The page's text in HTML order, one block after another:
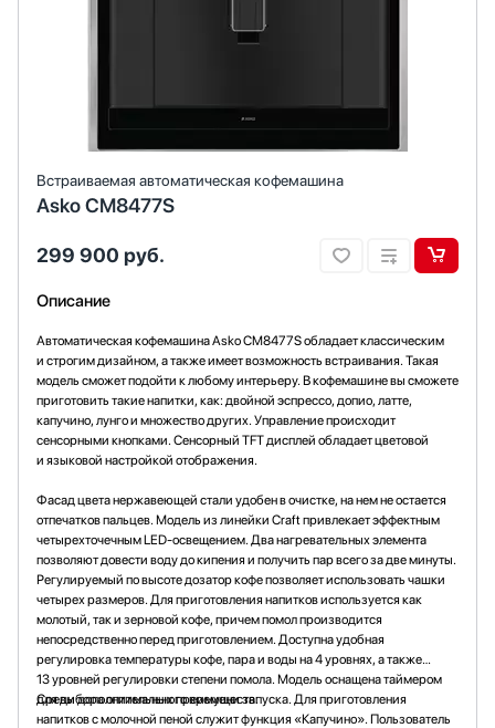
Встраиваемая автоматическая кофемашина
Asko CM8477S
299 900 руб.
Описание
Автоматическая кофемашина Asko CM8477S обладает классическим
и строгим дизайном, а также имеет возможность встраивания. Такая
модель сможет подойти к любому интерьеру. В кофемашине вы сможете
приготовить такие напитки, как: двойной эспрессо, допио, латте,
капучино, лунго и множество других. Управление происходит
сенсорными кнопками. Сенсорный TFT дисплей обладает цветовой
и языковой настройкой отображения.
Фасад цвета нержавеющей стали удобен в очистке, на нем не остается
отпечатков пальцев. Модель из линейки Craft привлекает эффектным
четырехточечным LED-освещением. Два нагревательных элемента
позволяют довести воду до кипения и получить пар всего за две минуты.
Регулируемый по высоте дозатор кофе позволяет использовать чашки
четырех размеров. Для приготовления напитков используется как
молотый, так и зерновой кофе, причем помол производится
непосредственно перед приготовлением. Доступна удобная
регулировка температуры кофе, пара и воды на 4 уровнях, а также
13 уровней регулировки степени помола. Модель оснащена таймером
для выбора оптимального времени запуска. Для приготовления
напитков с молочной пеной служит функция «Капучино». Пользователь
Среди дополнительных преимуществ: